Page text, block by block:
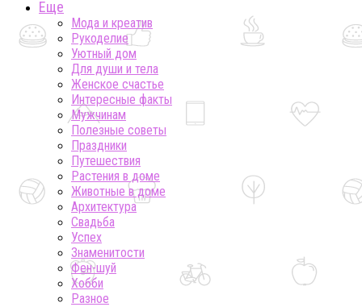
Еще
Мода и креатив
Рукоделие
Уютный дом
Для души и тела
Женское счастье
Интересные факты
Мужчинам
Полезные советы
Праздники
Путешествия
Растения в доме
Животные в доме
Архитектура
Свадьба
Успех
Знаменитости
Фен-шуй
Хобби
Разное